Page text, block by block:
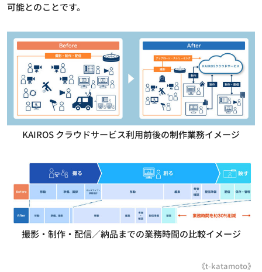
可能とのことです。
KAIROS クラウドサービス利用前後の制作業務イメージ
撮影・制作・配信／納品までの業務時間の比較イメージ
《t-katamoto》